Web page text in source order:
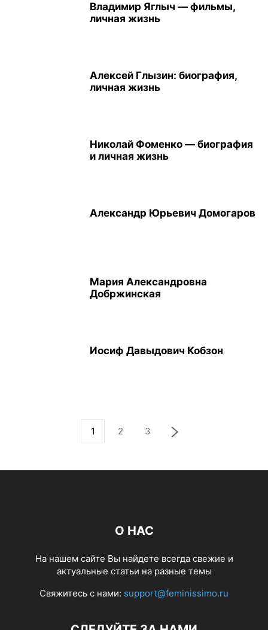
Владимир Яглыч — фильмы,
личная жизнь
Алексей Глызин: биография,
личная жизнь
Николай Фоменко — биография
и личная жизнь
Александр Юрьевич Домогаров
Мария Александровна
Добржинская
Иосиф Давыдович Кобзон
1 2 3
О НАС
На нашем сайте Вы найдете всегда свежие и
актуальные статьи на разные темы
Свяжитесь с нами: support@feminissimo.ru